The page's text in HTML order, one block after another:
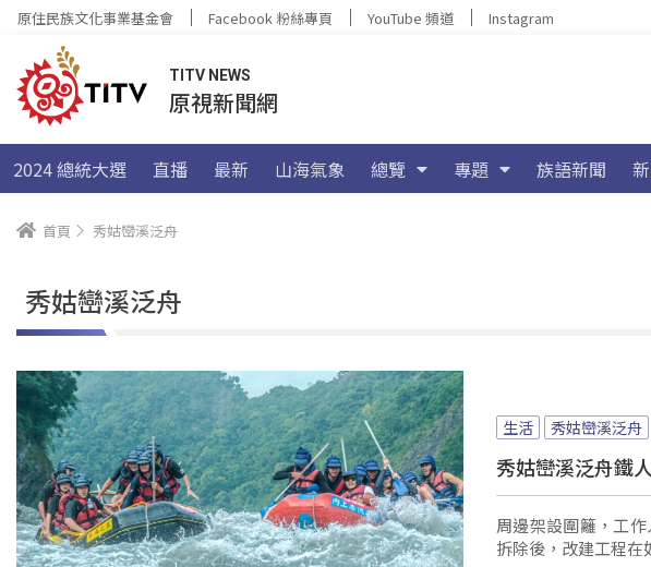
原住民族文化事業基金會 Facebook 粉絲專頁 YouTube 頻道 Instagram
TITV NEWS
原視新聞網
2024 總統大選 直播 最新 山海氣象 總覽 專題 族語新聞
首頁 秀姑巒溪泛舟
秀姑巒溪泛舟
生活 秀姑巒溪泛舟
秀姑巒溪泛舟鐵
周邊架設圍籬，工
拆除後，改建工程在